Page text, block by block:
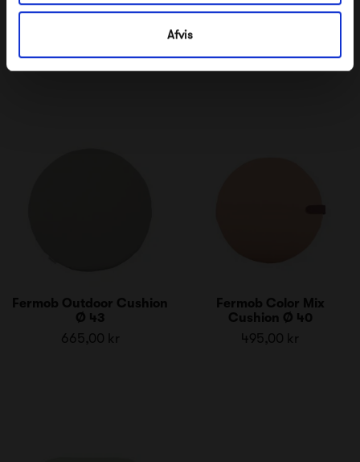
Afvis
Fermob Protective Cover
Fermob Outdoor Cushion
Fermob Outdoor Cushion
Ø 43
665,00 kr
Fermob Color Mix
Cushion Ø 40
495,00 kr